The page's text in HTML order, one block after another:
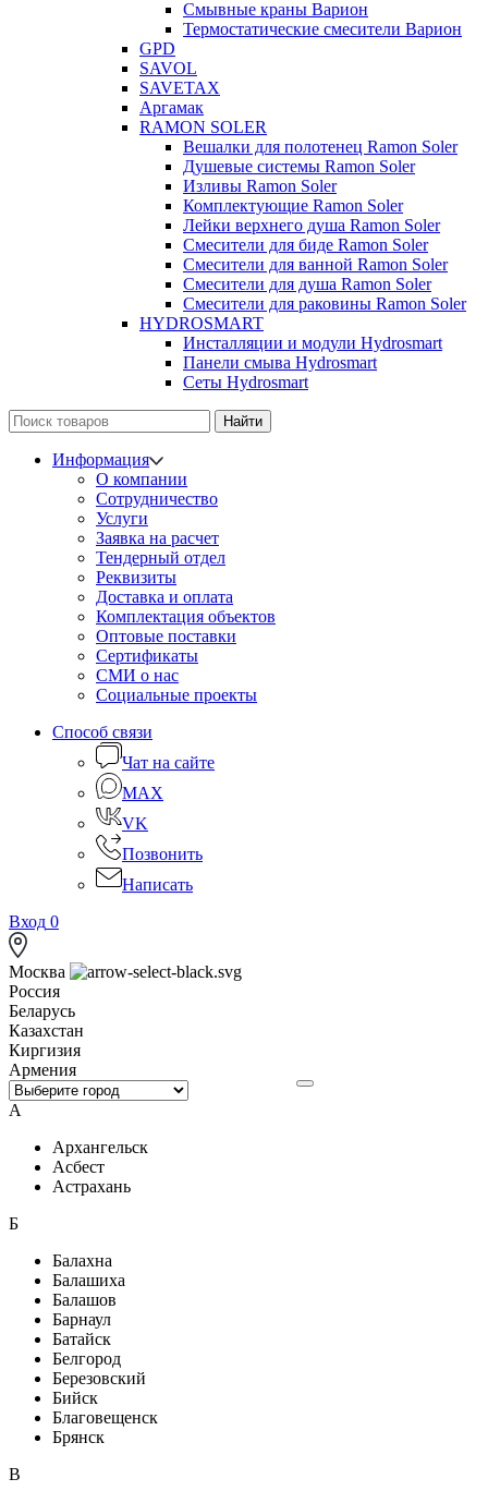
Смывные краны Варион
Термостатические смесители Варион
GPD
SAVOL
SAVETAX
Аргамак
RAMON SOLER
Вешалки для полотенец Ramon Soler
Душевые системы Ramon Soler
Изливы Ramon Soler
Комплектующие Ramon Soler
Лейки верхнего душа Ramon Soler
Смесители для биде Ramon Soler
Смесители для ванной Ramon Soler
Смесители для душа Ramon Soler
Смесители для раковины Ramon Soler
HYDROSMART
Инсталляции и модули Hydrosmart
Панели смыва Hydrosmart
Сеты Hydrosmart
Найти
Информация
О компании
Сотрудничество
Услуги
Заявка на расчет
Тендерный отдел
Реквизиты
Доставка и оплата
Комплектация объектов
Оптовые поставки
Сертификаты
СМИ о нас
Социальные проекты
Способ связи
Чат на сайте
MAX
VK
Позвонить
Написать
Вход 0
Москва
Россия
Беларусь
Казахстан
Киргизия
Армения
А
Архангельск
Асбест
Астрахань
Б
Балахна
Балашиха
Балашов
Барнаул
Батайск
Белгород
Березовский
Бийск
Благовещенск
Брянск
В